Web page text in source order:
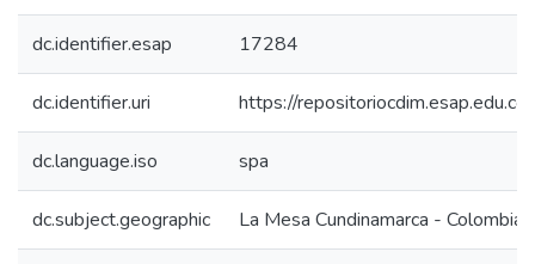
dc.identifier.esap 17284
dc.identifier.uri https://
dc.language.iso spa
dc.subject.geographic La Mesa Cundinamarca - Colombia